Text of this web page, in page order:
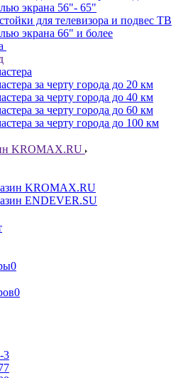
экрана 56"- 65"
для телевизора и подвес ТВ
экрана 66" и более
за черту города до 20 км
за черту города до 40 км
за черту города до 60 км
за черту города до 100 км
KROMAX.RU
KROMAX.RU
ENDEVER.SU
0
0
3